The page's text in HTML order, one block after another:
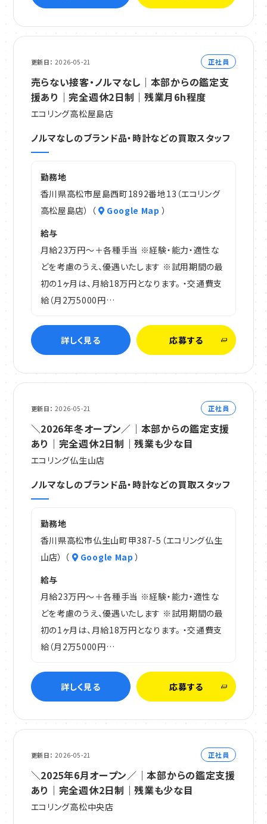
更新日 2026-05-21 正社員
売らない接客・ノルマなし｜本部からの鑑定支
援あり｜完全週休2日制｜残業月6h程度
エコリング高松屋島店
ノルマなしのブランド品・時計などの買取スタッフ
勤務地
香川県高松市屋島西町1892番地13（エコリング
高松屋島店） （
Google Map ）
給与
月給23万円～＋各種手当 ※経験・能力・適性な
どを考慮のうえ、優遇いたします ※試用期間の最
初の1ヶ月は、月給18万円となります。 ・交通費支
給（月2万5000円…
詳しく見る 応募する
更新日 2026-05-21 正社員
＼2026年冬オープン／｜本部からの鑑定支援
あり｜完全週休2日制｜残業も少な目
エコリング仏生山店
ノルマなしのブランド品・時計などの買取スタッフ
勤務地
香川県高松市仏生山町甲387-5（エコリング仏生
山店） （
Google Map ）
給与
月給23万円～＋各種手当 ※経験・能力・適性な
どを考慮のうえ、優遇いたします ※試用期間の最
初の1ヶ月は、月給18万円となります。 ・交通費支
給（月2万5000円…
詳しく見る 応募する
更新日 2026-05-21 正社員
＼2025年6月オープン／｜本部からの鑑定支援
あり｜完全週休2日制｜残業も少な目
エコリング高松中央店